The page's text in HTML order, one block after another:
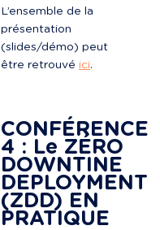
L’ensemble de la
présentation
(slides/démo) peut
être retrouvé ici.
CONFÉRENCE
4 : Le ZÉRO
DOWNTINE
DEPLOYMENT
(ZDD) EN
PRATIQUE